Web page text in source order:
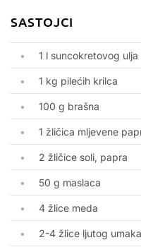
SASTOJCI
1 l suncokretovog
1 kg pilećih krilca
100 g brašna
1 žličica mljevene
2 žličice soli, papra
50 g maslaca
4 žlice meda
2-4 žlice ljutog